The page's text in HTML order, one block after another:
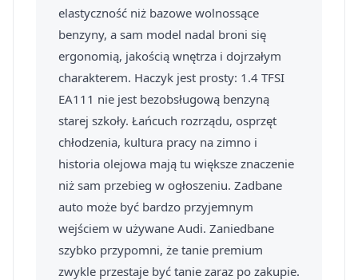
elastyczność niż bazowe wolnossące
benzyny, a sam model nadal broni się
ergonomią, jakością wnętrza i dojrzałym
charakterem. Haczyk jest prosty: 1.4 TFSI
EA111 nie jest bezobsługową benzyną
starej szkoły. Łańcuch rozrządu, osprzęt
chłodzenia, kultura pracy na zimno i
historia olejowa mają tu większe znaczenie
niż sam przebieg w ogłoszeniu. Zadbane
auto może być bardzo przyjemnym
wejściem w używane Audi. Zaniedbane
szybko przypomni, że tanie premium
zwykle przestaje być tanie zaraz po zakupie.